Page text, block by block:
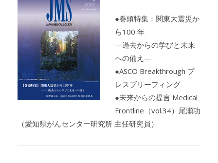
●巻頭特集：関東大震災か
ら100 年
―過去からの学びと未来
への備え―
●ASCO Breakthrough プ
レスブリーフィング
●未来からの提言 Medical
Frontline（vol.34）尾瀬功
（愛知県がんセンター研究所 主任研究員）